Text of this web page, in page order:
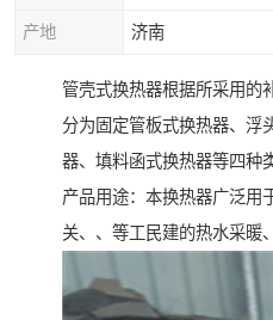
产地 济南
管壳式换热器根据所采用的
分为固定管板式换热器、浮
器、填料函式换热器等四种
产品用途：本换热器广泛用
关、、等工民建的热水采暖